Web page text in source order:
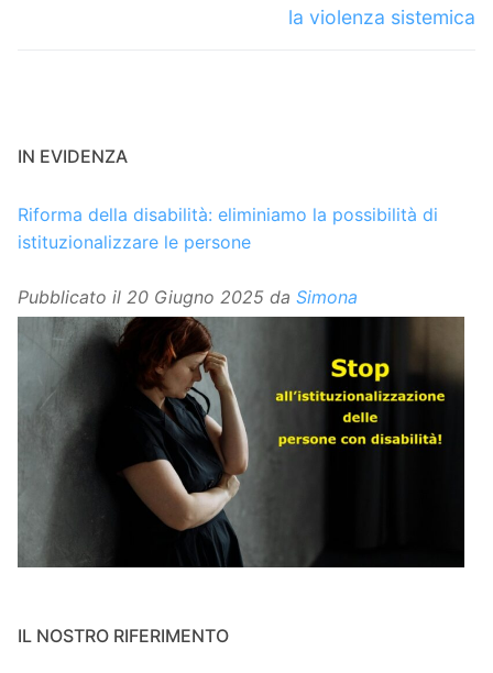
la violenza sistemica
IN EVIDENZA
Riforma della disabilità: eliminiamo la possibilità di
istituzionalizzare le persone
Pubblicato il 20 Giugno 2025 da Simona
IL NOSTRO RIFERIMENTO